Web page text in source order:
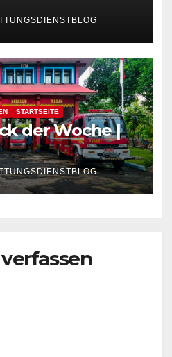
STARTSEITE
der Woche |